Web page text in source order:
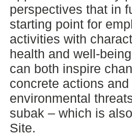
perspectives that in
starting point for
activities with
health and well-
can both inspire
concrete actions
environmental
subak – which is
Site.